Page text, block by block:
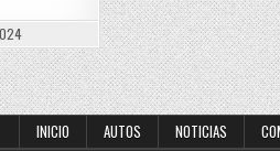
INICIO AUTOS NOTICIAS